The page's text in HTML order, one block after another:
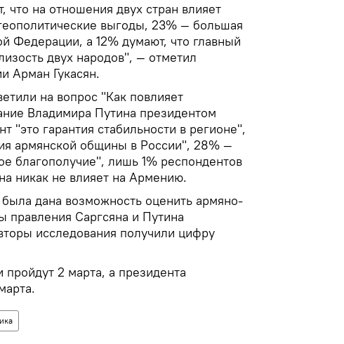
на отношения двух стран влияет
выгоды, 23% — большая
Федерации, а 12% думают, что главный
двух народов", — отметил
Арман Гукасян.
на вопрос "Как повлияет
Владимира Путина президентом
"это гарантия стабильности в регионе",
армянской общины в России", 28% —
благополучие", лишь 1% респондентов
никак не влияет на Армению.
дана возможность оценить армяно-
правления Саргсяна и Путина
исследования получили цифру
2 марта, а президента